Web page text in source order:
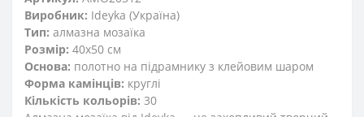
Виробник: Ideyka (Україна)
Тип: алмазна мозаїка
Розмір: 40x50 см
Основа: полотно на підрамнику з клейовим шаром
Форма камінців: круглі
Кількість кольорів: 30